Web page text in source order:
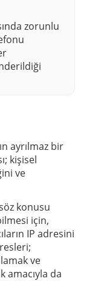
zorunlu
ayrılmaz bir
kişisel
ve
konusu
için,
IP adresini
ve
amacıyla da